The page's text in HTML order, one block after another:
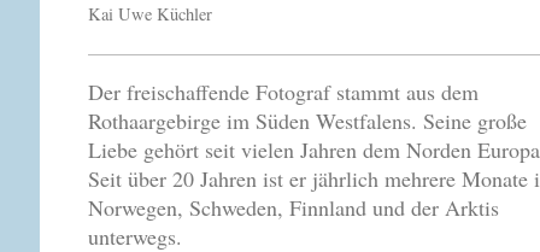
Kai Uwe Küchler
Der freischaffende Fotograf stammt aus dem
Rothaargebirge im Süden Westfalens. Seine große
Liebe gehört seit vielen Jahren dem Norden
Seit über 20 Jahren ist er jährlich mehrere Monate
Norwegen, Schweden, Finnland und der Arktis
unterwegs.